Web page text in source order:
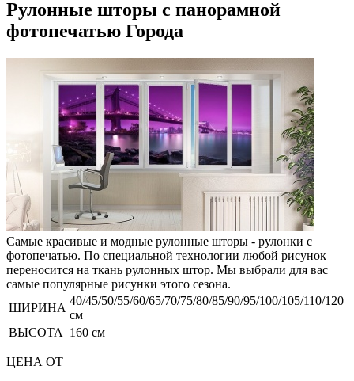
Рулонные шторы с панорамной
фотопечатью Города
Самые красивые и модные рулонные шторы - рулонки с
фотопечатью. По специальной технологии любой рисунок
переносится на ткань рулонных штор. Мы выбрали для вас
самые популярные рисунки этого сезона.
ШИРИНА
40/45/50/55/60/65/70/75/80/85/90/95/100/105/110/120
см
ВЫСОТА
160 см
ЦЕНА ОТ